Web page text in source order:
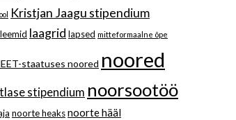
Kristjan Jaagu stipendium
laagrid lapsed mitteformaalne õpe
staatuses noored noored
stipendium noorsootöö
noorte heaksnoorte hääl